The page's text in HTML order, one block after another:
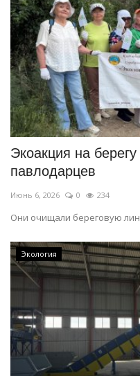
Экоакция на
павлодарцев
Июнь 6, 2026 0 234
Они очищали береговую
Экология